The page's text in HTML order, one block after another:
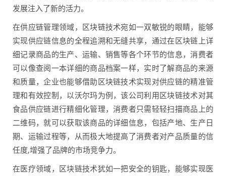
发展注入了新的活力。
在供应链管理领域，区块链技术宛如一双敏锐的眼睛，能够
实现供应链信息的全程追溯和无缝共享，通过在区块链上详
细记录商品的生产、运输、销售等各个环节的信息，消费者
可以像查阅一本详细的商品档案一样，实时了解商品的来源
和质量，企业也能够借助区块链技术实现对供应链的精准管
理和有效控制，以沃尔玛为例，该公司利用区块链技术对其
食品供应链进行精细化管理，消费者只需轻轻扫描商品上的
二维码，就可以获取该商品的详细信息，包括产地、生产日
期、运输过程等，从而极大地提高了消费者对产品质量的信
任度,增强了品牌的市场竞争力。
在医疗领域，区块链技术犹如一把安全的钥匙，能够实现医